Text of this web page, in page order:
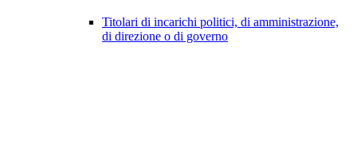
Titolari di incarichi politici, di amministrazione,
di direzione o di governo